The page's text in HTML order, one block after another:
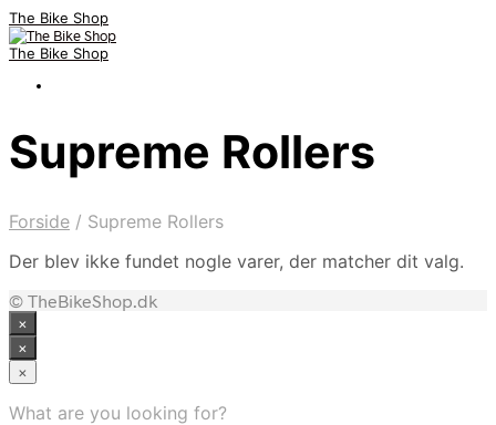
The Bike Shop
The Bike Shop
Supreme Rollers
Forside / Supreme Rollers
Der blev ikke fundet nogle varer, der matcher dit valg.
© TheBikeShop.dk
×
×
×
What are you looking for?